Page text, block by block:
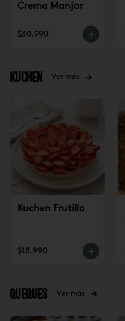
Crema Manjar
$30.990
Kuchen Ver más
Kuchen Frutilla
$18.990
Queques Ver más